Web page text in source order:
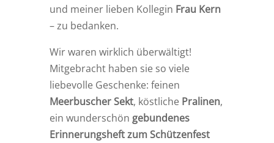
und meiner lieben Kollegin Frau Kern
– zu bedanken.
Wir waren wirklich überwältigt!
Mitgebracht haben sie so viele
liebevolle Geschenke: feinen
Meerbuscher Sekt, köstliche Pralinen,
ein wunderschön gebundenes
Erinnerungsheft zum Schützenfest